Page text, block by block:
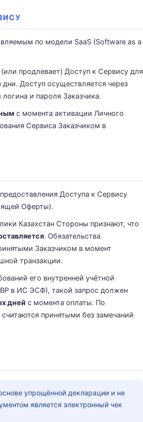
по модели SaaS (Software as a
продлевает) Доступ к Сервису для
дни. Доступ осуществляется через
и пароля Заказчика.
с момента активации Личного
Сервиса Заказчиком в
Доступа к Сервису
Оферты).
Казахстан Стороны признают, что
. Обязательства
Заказчиком в момент
транзакции.
его внутренней учётной
в ИС ЭСФ), такой запрос должен
дней с момента оплаты. По
считаются принятыми без замечаний
упрощённой декларации и не
является электронный чек